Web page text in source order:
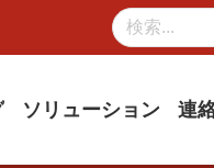
ソリューション 連